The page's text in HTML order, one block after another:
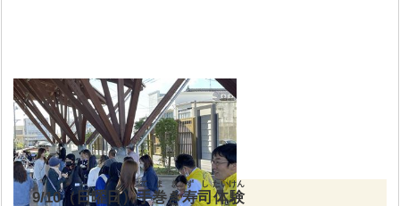
9/10（日曜日）手巻き寿司
てまきずし
体験
たいけん